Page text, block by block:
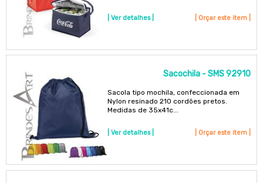
| Ver detalhes | | Orçar este item |
Sacochila - SMS 92910
Sacola tipo mochila, confeccionada em
Nylon resinado 210 cordões pretos.
Medidas de 35x41c...
| Ver detalhes | | Orçar este item |